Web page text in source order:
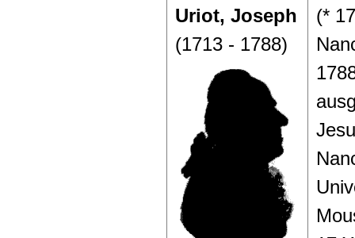
Uriot, Joseph
(1713 - 1788)
(*